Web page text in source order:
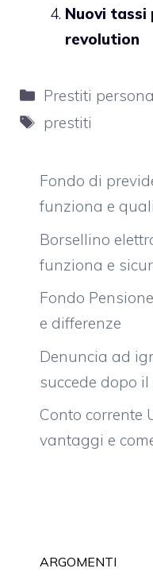
Nuovi tassi
revolution
Categorie
Prestiti
Tag
prestiti
Fondo di
funziona e
Borsellino
funziona e
Fondo
e differenze
Denuncia ad
succede dopo
Conto corrente
vantaggi e
ARGOMENTI